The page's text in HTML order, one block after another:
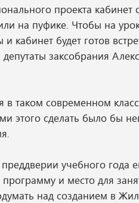
проекта
на пуфике. Чтобы на
кабинет будет готов
заксобрания
в таком современном
этого сделать было бы
учебного года
и место для
над созданием в